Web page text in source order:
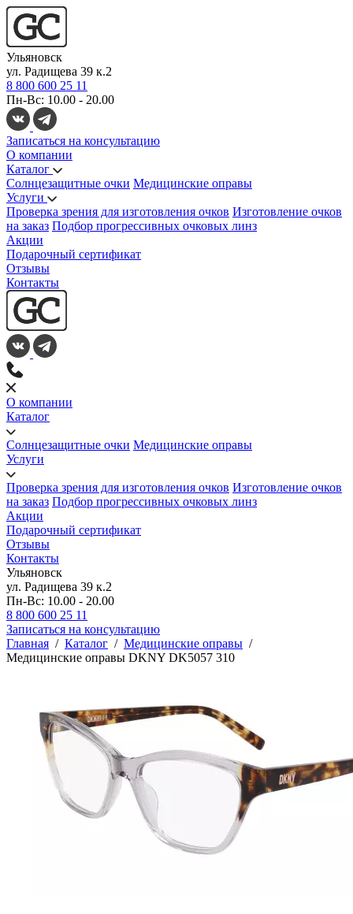
Ульяновск
ул. Радищева 39 к.2
8 800 600 25 11
Пн-Вс: 10.00 - 20.00
Записаться на консультацию
О компании
Каталог
Солнцезащитные очки Медицинские оправы
Услуги
Проверка зрения для изготовления очков Изготовление очков
на заказ Подбор прогрессивных очковых линз
Акции
Подарочный сертификат
Отзывы
Контакты
О компании
Каталог
Солнцезащитные очки Медицинские оправы
Услуги
Проверка зрения для изготовления очков Изготовление очков
на заказ Подбор прогрессивных очковых линз
Акции
Подарочный сертификат
Отзывы
Контакты
Ульяновск
ул. Радищева 39 к.2
Пн-Вс: 10.00 - 20.00
8 800 600 25 11
Записаться на консультацию
Главная / Каталог / Медицинские оправы /
Медицинские оправы DKNY DK5057 310